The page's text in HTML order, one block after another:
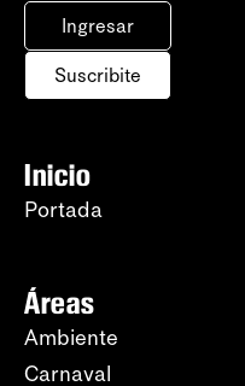
Ingresar
Suscribite
Inicio
Portada
Áreas
Ambiente
Carnaval